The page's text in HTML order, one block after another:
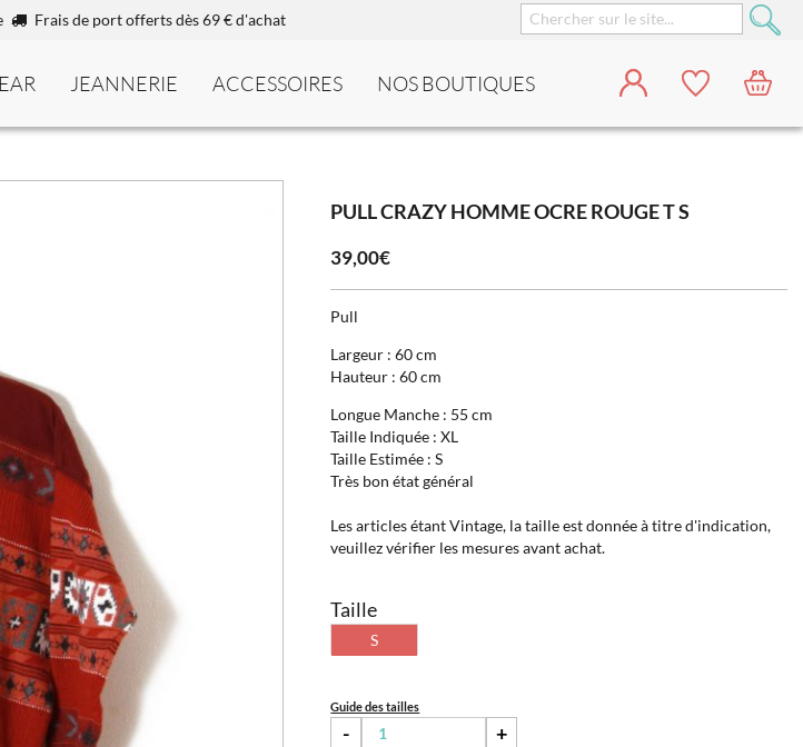
Frais de port offerts dès 69 € d'achat
JEANNERIE ACCESSOIRES NOS BOUTIQUES
PULL CRAZY HOMME OCRE ROUGE T S
39,00€
Pull
Largeur : 60 cm
Hauteur : 60 cm
Longue Manche : 55 cm
Taille Indiquée : XL
Taille Estimée : S
Très bon état général
Les articles étant Vintage, la taille est donnée à titre d'indication,
veuillez vérifier les mesures avant achat.
Taille
S
Guide des tailles
-
+